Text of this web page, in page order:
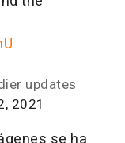
updates
2021